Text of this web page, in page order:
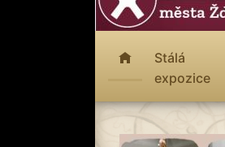
Stálá
expozice